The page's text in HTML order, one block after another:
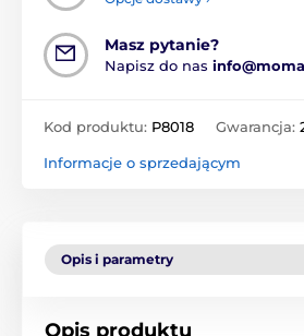
Masz pytanie?
Napisz do nas
Kod produktu: P8018 Gwarancja:
Informacje o sprzedającym
Opis i parametry
Opis produktu